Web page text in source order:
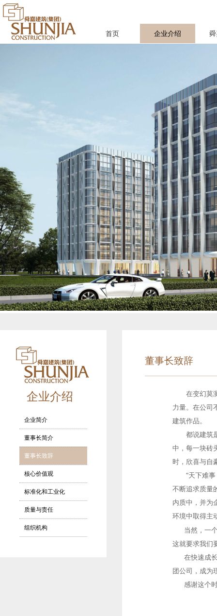
首页 企业介绍
董事长致辞
在变幻莫
力量。在公司
建筑作品。
都说建筑是
中，每一块砖
时，欣喜与自
“天下难事
不断追求质量
内质中，并为
环境中取得主
当然，一个
这就要求我们
在快速成长
团公司，成为
感谢这个时
企业简介
董事长简介
董事长致辞
核心价值观
标准化和工业化
质量与责任
组织机构
企业介绍